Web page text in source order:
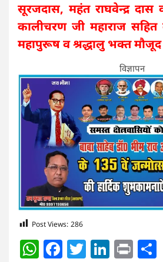
सूरजदास, महंत राघवेन्द्र दास
कालीचरण जी महाराज
महापुरूष व श्रद्धालु भक्त मौजूद
विज्ञापन
Post Views: 286
WhatsApp
Facebook
TwitterPrint